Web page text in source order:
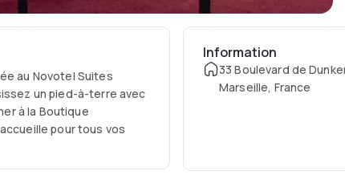
au Novotel Suites
un pied-à-terre avec
à la Boutique
pour tous vos
Information
33 Boulevard de
Marseille, France